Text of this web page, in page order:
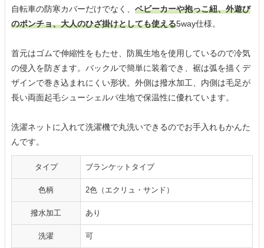
自転車の防寒カバーだけでなく、 ベビーカーや抱っこ紐、外遊び
のポンチョ、大人のひざ掛けとしても使える5way仕様。
首元はゴムで伸縮性をもたせ、防風生地を使用しているので冷気
の侵入を防ぎます。バックルで簡単に装着でき、裾は弧を描くデ
ザインで巻き込まれにくい形状。外側は撥水加工、内側は毛足が
長い両面起毛シューシェルパ生地で保温性に優れています。
洗濯ネットに入れて洗濯機で丸洗いできるのでお手入れもかんた
んです。
タイプ ブランケットタイプ
色柄 2色（エクリュ・サンド）
撥水加工 あり
洗濯 可